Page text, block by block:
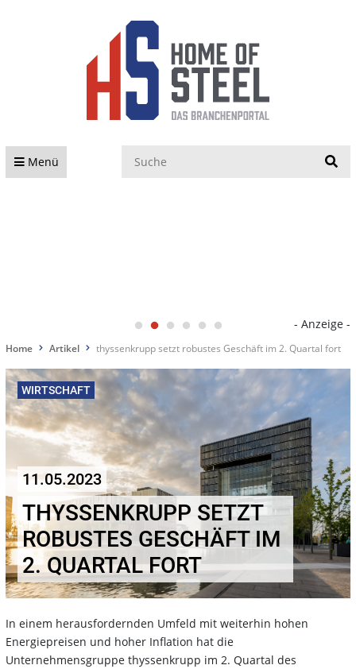
Menü
- Anzeige -
Home Artikel thyssenkrupp setzt robustes Geschäft im 2. Quartal fort
WIRTSCHAFT
11.05.2023
THYSSENKRUPP SETZT
ROBUSTES GESCHÄFT IM
2. QUARTAL FORT
In einem herausfordernden Umfeld mit weiterhin hohen
Energiepreisen und hoher Inflation hat die
Unternehmensgruppe thyssenkrupp im 2. Quartal des